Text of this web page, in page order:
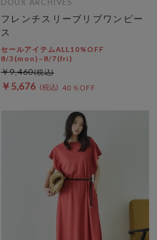
フレンチスリーブリブワンピー
ス
セールアイテムALL10%OFF
8/3(mon)~8/7(fri)
￥5,676 40％OFF
￥9,460